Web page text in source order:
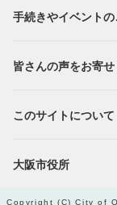
手続きやイベント
皆さんの声をお寄
このサイトについて
大阪市役所
Copyright (C) City of